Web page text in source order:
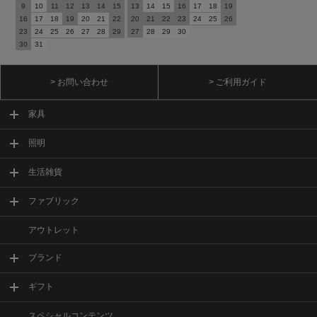
9 10 11 12 13 14
15
16
17 18 19 20 21
22
23
24 25 26 27 28
29
30
31
13 14 15 16 17 18
19
20
21 22 23 24 25
26
27
28 29 30
> お問い合わせ > ご利用ガイド
家具
照明
生活雑貨
ファブリック
アウトレット
ブランド
ギフト